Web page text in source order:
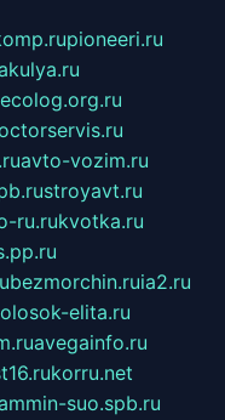
pioneeri.ru
ecolog.org.ru
avto-vozim.ru
stroyavt.ru
ru.rukvotka.ru
bezmorchin.ruia2.ru
elita.ru
avegainfo.ru
korru.net
suo.spb.ru